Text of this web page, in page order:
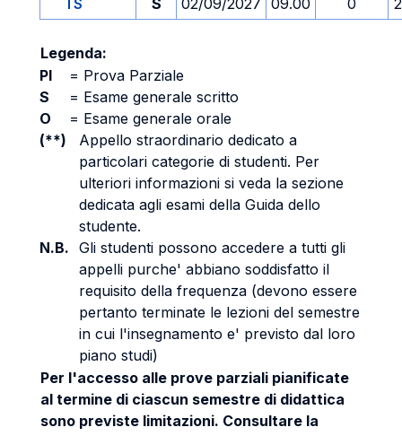
TS S 02/09/2027 09.00 0
Legenda:
PI
= Prova Parziale
S
= Esame generale scritto
O
= Esame generale orale
(**)
Appello straordinario dedicato a
particolari categorie di studenti. Per
ulteriori informazioni si veda la sezione
dedicata agli esami della Guida dello
studente.
N.B. Gli studenti possono accedere a tutti gli
appelli purche' abbiano soddisfatto il
requisito della frequenza (devono essere
pertanto terminate le lezioni del semestre
in cui l'insegnamento e' previsto dal loro
piano studi)
Per l'accesso alle prove parziali pianificate
al termine di ciascun semestre di didattica
sono previste limitazioni. Consultare la